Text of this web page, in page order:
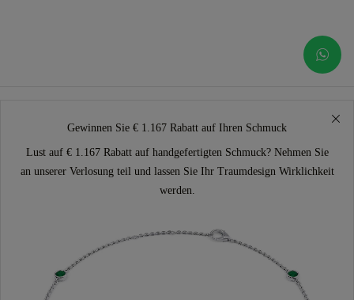
Gewinnen Sie € 1.167 Rabatt auf Ihren Schmuck
Lust auf € 1.167 Rabatt auf handgefertigten Schmuck? Nehmen Sie
an unserer Verlosung teil und lassen Sie Ihr Traumdesign Wirklichkeit
werden.